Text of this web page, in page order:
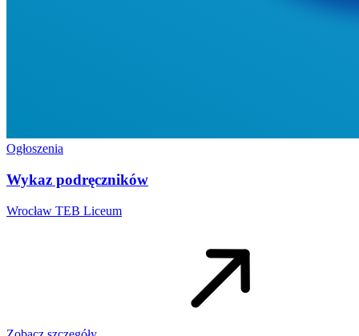
Ogłoszenia
Wykaz podręczników
Wrocław TEB Liceum